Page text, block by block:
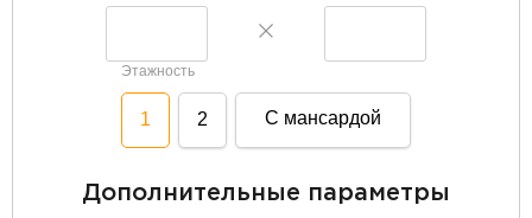
Этажность
1 2 С мансардой
Дополнительные параметры